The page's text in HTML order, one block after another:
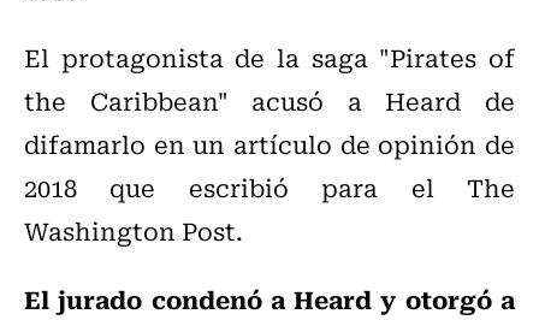
El protagonista de la saga "Pirates of
the Caribbean" acusó a Heard de
difamarlo en un artículo de opinión de
2018 que escribió para el The
Washington Post.
El jurado condenó a Heard y otorgó a